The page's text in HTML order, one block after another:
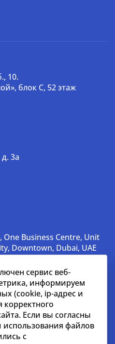
10.
блок С, 52 этаж
3a
One Business Centre, Unit
Downtown, Dubai, UAE
на странице, носит
сервис веб-
информируем
(cookie, ip-адрес и
корректного
Если вы согласны
файлов
с